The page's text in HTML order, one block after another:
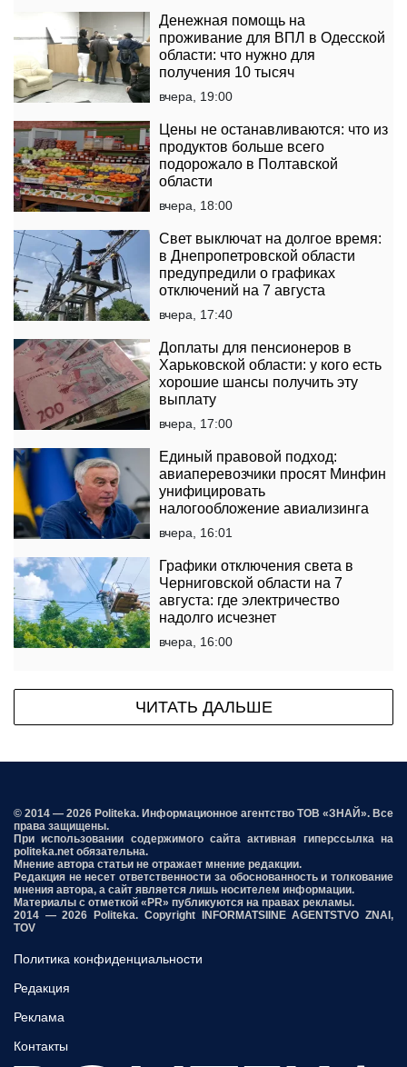
Денежная помощь на
проживание для ВПЛ в Одесской
области: что нужно для
получения 10 тысяч
вчера, 19:00
Цены не останавливаются: что из
продуктов больше всего
подорожало в Полтавской
области
вчера, 18:00
Свет выключат на долгое время:
в Днепропетровской области
предупредили о графиках
отключений на 7 августа
вчера, 17:40
Доплаты для пенсионеров в
Харьковской области: у кого есть
хорошие шансы получить эту
выплату
вчера, 17:00
Единый правовой подход:
авиаперевозчики просят Минфин
унифицировать
налогообложение авиализинга
вчера, 16:01
Графики отключения света в
Черниговской области на 7
августа: где электричество
надолго исчезнет
вчера, 16:00
ЧИТАТЬ ДАЛЬШЕ
© 2014 — 2026 Politeka. Информационное агентство ТОВ «ЗНАЙ». Все
права защищены.
При использовании содержимого сайта активная гиперссылка на
politeka.net обязательна.
Мнение автора статьи не отражает мнение редакции.
Редакция не несет ответственности за обоснованность и толкование
мнения автора, а сайт является лишь носителем информации.
Материалы с отметкой «PR» публикуются на правах рекламы.
2014 — 2026 Politeka. Copyright INFORMATSIINE AGENTSTVO ZNAI,
TOV
Политика конфиденциальности
Редакция
Реклама
Контакты